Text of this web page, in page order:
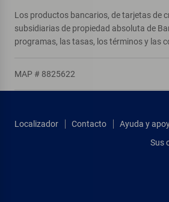
Los productos bancarios, de tarjetas de
subsidiarias de propiedad absoluta de
programas, las tasas, los términos y las
MAP # 8825622
Localizador Contacto Ayuda y
Sus